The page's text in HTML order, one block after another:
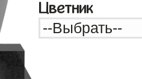
Цветник